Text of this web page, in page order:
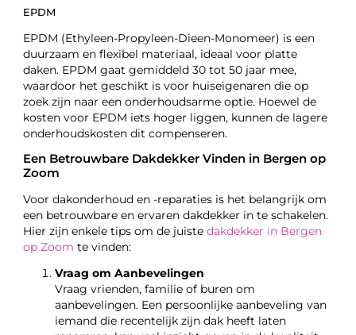
EPDM
EPDM (Ethyleen-Propyleen-Dieen-Monomeer) is een
duurzaam en flexibel materiaal, ideaal voor platte
daken. EPDM gaat gemiddeld 30 tot 50 jaar mee,
waardoor het geschikt is voor huiseigenaren die op
zoek zijn naar een onderhoudsarme optie. Hoewel de
kosten voor EPDM iets hoger liggen, kunnen de lagere
onderhoudskosten dit compenseren.
Een Betrouwbare Dakdekker Vinden in Bergen op
Zoom
Voor dakonderhoud en -reparaties is het belangrijk om
een betrouwbare en ervaren dakdekker in te schakelen.
Hier zijn enkele tips om de juistedakdekker in Bergen
op Zoom te vinden:
Vraag om Aanbevelingen
Vraag vrienden, familie of buren om
aanbevelingen. Een persoonlijke aanbeveling van
iemand die recentelijk zijn dak heeft laten